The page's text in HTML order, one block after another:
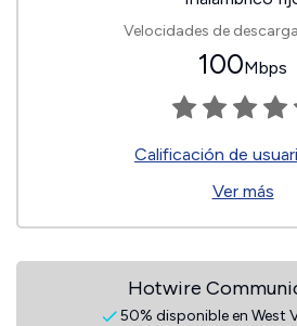
Velocidades de
100Mbps
Calificación de
Ver más
Hotwire
50% disponible en West